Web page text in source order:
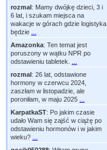
rozmal: Mamy dwójkę dzieci, 3 i
6 lat, i szukam miejsca na
wakacje w górach gdzie logistyka
będzie
Amazonka: Ten temat jest
poruszony w wątku NPR po
odstawieniu tabletek.
rozmal: 26 lat, odstawione
hormony w czerwcu 2024,
zaszłam w listopadzie, ale
poroniłam, w maju 2025
KarpatkaST: Po jakim czasie
udało Wam się zajść w ciążę po
odstawieniu hormonów i w jakim
wieku?